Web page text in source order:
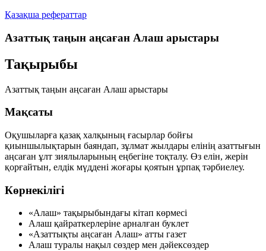
Қазақша рефераттар
Азаттық таңын аңсаған Алаш арыстары
Тақырыбы
Азаттық таңын аңсаған Алаш арыстары
Мақсаты
Оқушыларға қазақ халқының ғасырлар бойғы
қиыншылықтарын баяндап, зұлмат жылдары елінің азаттығын
аңсаған ұлт зиялыларының еңбегіне тоқталу. Өз елін, жерін
қорғайтын, елдік мүддені жоғары қоятын ұрпақ тәрбиелеу.
Көрнекілігі
«Алаш» тақырыбындағы кітап көрмесі
Алаш қайраткерлеріне арналған буклет
«Азаттықты аңсаған Алаш» атты газет
Алаш туралы нақыл сөздер мен дәйексөздер